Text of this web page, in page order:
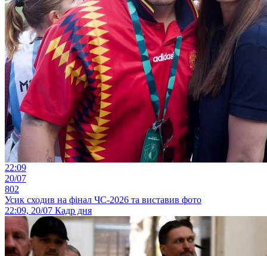
22:09
20/07
802
Усик сходив на фінал ЧС-2026 та виставив фото
22:09, 20/07 Кадр дня